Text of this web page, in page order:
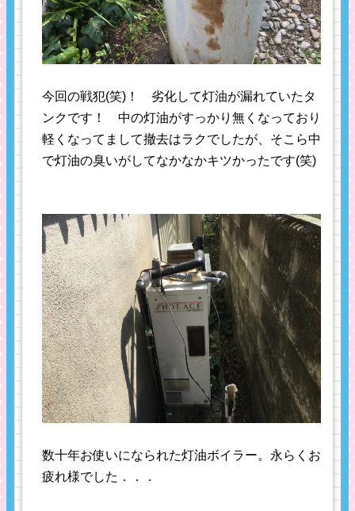
今回の戦犯(笑)！ 劣化して灯油が漏れていたタ
ンクです！ 中の灯油がすっかり無くなっており
軽くなってまして撤去はラクでしたが、そこら中
で灯油の臭いがしてなかなかキツかったです(笑)
数十年お使いになられた灯油ボイラー。永らくお
疲れ様でした．．．